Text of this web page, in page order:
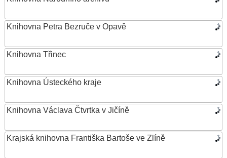
Knihovna Petra Bezruče v Opavě
Knihovna Třinec
Knihovna Ústeckého kraje
Knihovna Václava Čtvrtka v Jičíně
Krajská knihovna Františka Bartoše ve Zlíně